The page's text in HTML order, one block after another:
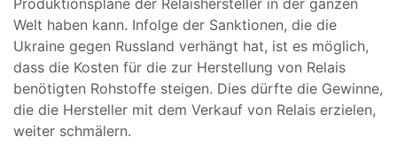
Welt haben kann. Infolge der Sanktionen, die die
Ukraine gegen Russland verhängt hat, ist es möglich,
dass die Kosten für die zur Herstellung von Relais
benötigten Rohstoffe steigen. Dies dürfte die Gewinne,
die die Hersteller mit dem Verkauf von Relais erzielen,
weiter schmälern.